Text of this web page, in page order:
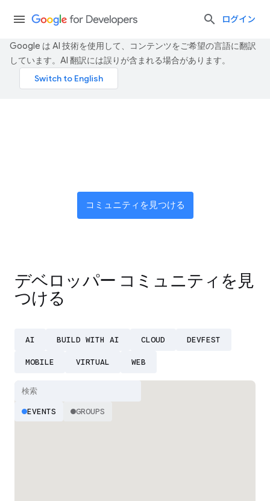
ログイン
Google は AI 技術を使用して、コンテンツをご希望の言語に翻訳
しています。AI 翻訳には誤りが含まれる場合があります。
コミュニティを見つける
デベロッパー コミュニティを見
つける
AI BUILD WITH AI CLOUD DEVFEST
MOBILE VIRTUAL WEB
EVENTS GROUPS